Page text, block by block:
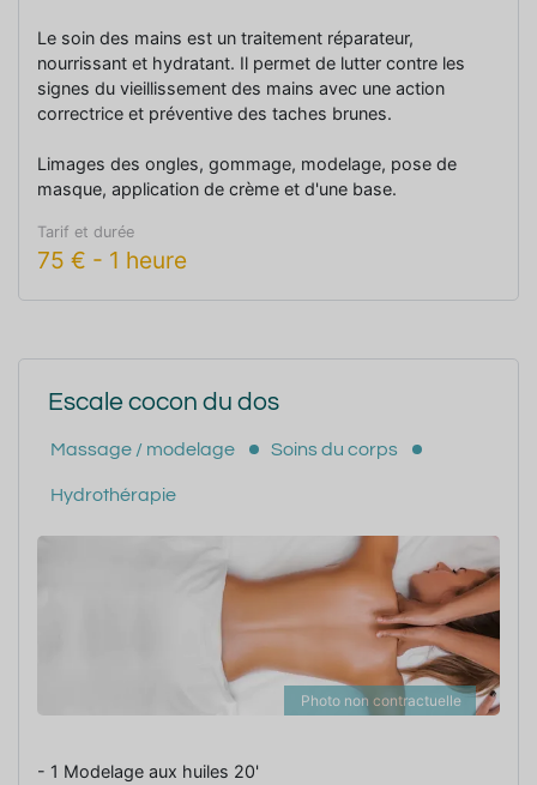
Le soin des mains est un traitement réparateur,
nourrissant et hydratant. Il permet de lutter contre les
signes du vieillissement des mains avec une action
correctrice et préventive des taches brunes.
Limages des ongles, gommage, modelage, pose de
masque, application de crème et d'une base.
Tarif et durée
75 € - 1 heure
Escale cocon du dos
Massage / modelage Soins du corps
Hydrothérapie
Photo non contractuelle
- 1 Modelage aux huiles 20'